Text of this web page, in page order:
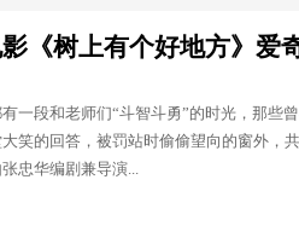
《树上有个好地方》爱
段和老师们“斗智斗勇”的时光，那些
笑的回答，被罚站时偷偷望向的窗外，
忠华编剧兼导演...